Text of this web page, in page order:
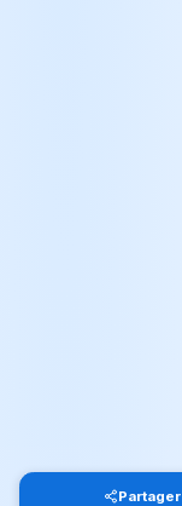
Partager